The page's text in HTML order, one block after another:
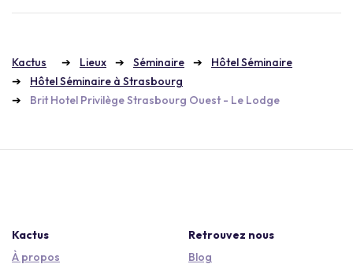
Kactus Lieux Séminaire
Hôtel Séminaire
Hôtel Séminaire à Strasbourg
Brit Hotel Privilège Strasbourg Ouest - Le Lodge
Kactus
À propos
Retrouvez nous
Blog